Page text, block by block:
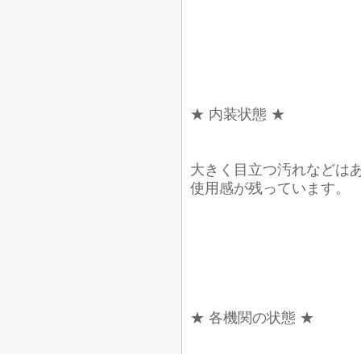
★ 内装状態 ★
大きく目立つ汚れなどは
使用感が残っています。
★ 各機関の状態 ★